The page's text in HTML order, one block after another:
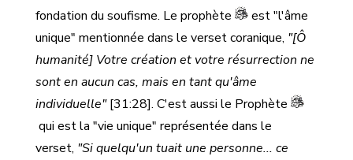
fondation du soufisme. Le prophète
est "l'âme
unique" mentionnée dans le verset coranique, "[Ô
humanité] Votre création et votre résurrection ne
sont en aucun cas, mais en tant qu'âme
individuelle"[31:28]. C'est aussi le Prophète
qui est la "vie unique" représentée dans le
verset, "Si quelqu'un tuait une personne... ce